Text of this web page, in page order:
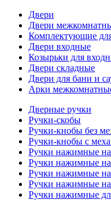
Двери
Двери
Комплектующие
Двери входные
Козырьки для
Двери складные
Двери для бани и
Арки
Дверные ручки
Ручки-скобы
Ручки-кнобы без
Ручки-кнобы с
Ручки нажимные на
Ручки нажимные
Ручки нажимные на
Ручки нажимные на
Ручки нажимные